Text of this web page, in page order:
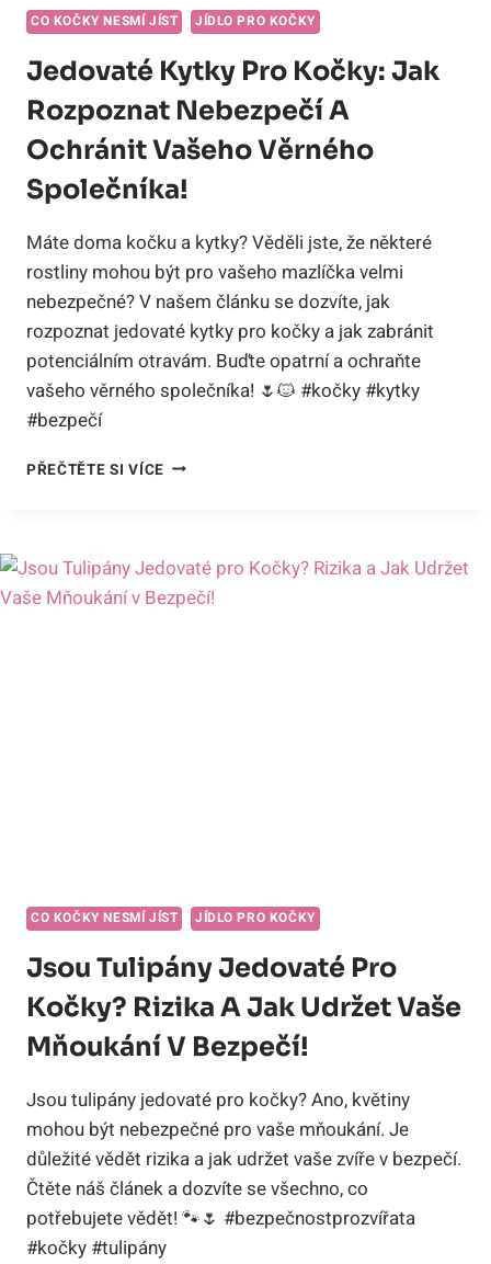
CO KOČKY NESMÍ JÍST JÍDLO PRO KOČKY
Jedovaté Kytky Pro Kočky: Jak
Rozpoznat Nebezpečí A
Ochránit Vašeho Věrného
Společníka!
Máte doma kočku a kytky? Věděli jste, že některé
rostliny mohou být pro vašeho mazlíčka velmi
nebezpečné? V našem článku se dozvíte, jak
rozpoznat jedovaté kytky pro kočky a jak zabránit
potenciálním otravám. Buďte opatrní a ochraňte
vašeho věrného společníka! 🌷🐱 #kočky #kytky
#bezpečí
PŘEČTĚTE SI VÍCEJEDOVATÉ
JAK
ROZPOZNAT
NEBEZPEČÍ
CO KOČKY NESMÍ JÍST JÍDLO PRO KOČKY
Jsou Tulipány Jedovaté Pro
Kočky? Rizika A Jak Udržet Vaše
Mňoukání V Bezpečí!
Jsou tulipány jedovaté pro kočky? Ano, květiny
mohou být nebezpečné pro vaše mňoukání. Je
důležité vědět rizika a jak udržet vaše zvíře v bezpečí.
Čtěte náš článek a dozvíte se všechno, co
potřebujete vědět! 🐾🌷 #bezpečnostprozvířata
#kočky #tulipány